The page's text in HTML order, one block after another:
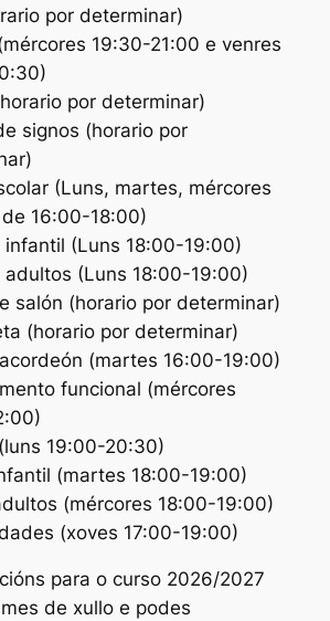
por determinar)
19:30-21:00 e venres
por determinar)
signos (horario por
(Luns, martes, mércores
16:00-18:00)
infantil (Luns 18:00-19:00)
adultos (Luns 18:00-19:00)
salón (horario por determinar)
(horario por determinar)
(martes 16:00-19:00)
funcional (mércores
19:00-20:30)
(martes 18:00-19:00)
(mércores 18:00-19:00)
(xoves 17:00-19:00)
para o curso 2026/2027
de xullo e podes